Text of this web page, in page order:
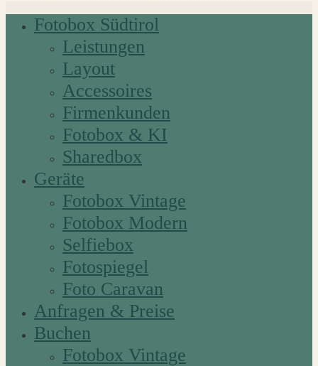
Fotobox Südtirol
Leistungen
Layout
Accessoires
Firmenkunden
Fotobox & KI
Sharedbox
Geräte
Fotobox Vintage
Fotobox Modern
Selfiebox
Fotospiegel
Foto Caravan
Anfragen & Preise
Buchen
Fotobox Vintage